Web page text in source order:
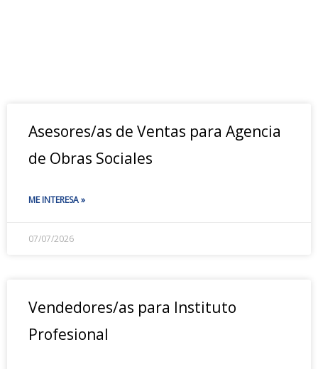
Asesores/as de Ventas para Agencia
de Obras Sociales
ME INTERESA »
07/07/2026
Vendedores/as para Instituto
Profesional